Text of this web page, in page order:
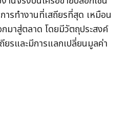
ารทำงานที่เสถียรที่สุด เหมือน
มาสู่ตลาด โดยมีวัตถุประสงค์
ยรและมีการแลกเปลี่ยนมูลค่า